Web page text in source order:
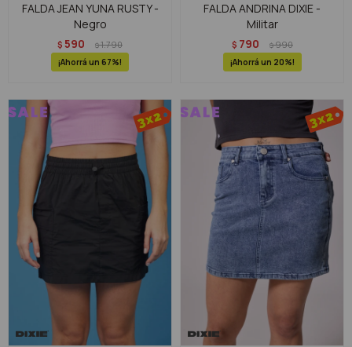
FALDA JEAN YUNA RUSTY -
Negro
$ 590 $1.790
67
FALDA ANDRINA DIXIE -
Militar
$ 790 $990
20